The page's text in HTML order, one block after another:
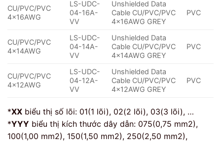
CU/PVC/PVC
4x16AWG
LS-UDC-
04-16A-
VV
Unshielded Data
Cable CU/PVC/PVC
4x16AWG GREY
PVC
CU/PVC/PVC
4x14AWG
LS-UDC-
04-14A-
VV
Unshielded Data
Cable CU/PVC/PVC
4x14AWG GREY
PVC
CU/PVC/PVC
4x12AWG
LS-UDC-
04-12A-
VV
Unshielded Data
Cable CU/PVC/PVC
4x12AWG GREY
PVC
*XX biểu thị số lõi: 01(1 lõi), 02(2 lõi), 03(3 lõi), …
*YYY biểu thị kích thước dây dẫn: 075(0,75 mm2),
100(1,00 mm2), 150(1,50 mm2), 250(2,50 mm2),